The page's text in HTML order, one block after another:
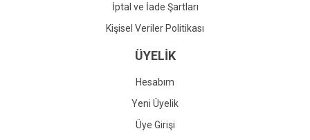
İptal ve İade Şartları
Kişisel Veriler Politikası
ÜYELİK
Hesabım
Yeni Üyelik
Üye Girişi